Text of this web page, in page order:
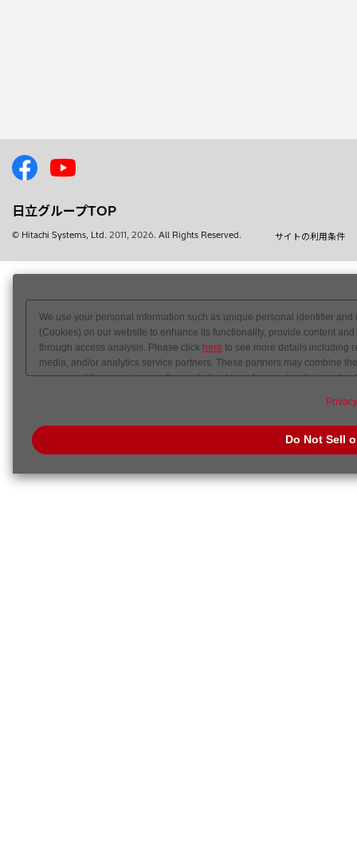
日立グループTOP
サイトの利用条件
© Hitachi Systems, Ltd. 2011, 2026. All Rights Reserved.
We use your personal information such as unique personal identifier
(Cookies) on our website to enhance its functionality, provide content
through access analysis. Please click here to see more details including
media, and/or analytics service partners. These partners may combine
your use of their services or other websites to analyze and optimize
Change your sell or share
Do Not Sell